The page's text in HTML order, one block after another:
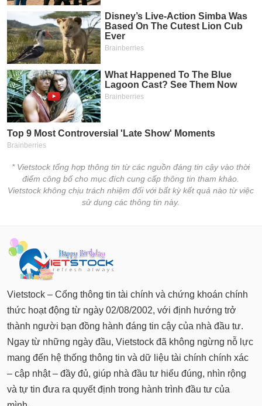
* Vietstock tổng hợp thông tin từ các nguồn đáng tin cậy vào thời
điểm công bố cho mục đích cung cấp thông tin tham khảo.
Vietstock không chịu trách nhiệm đối với bất kỳ kết quả nào từ việc
sử dụng các thông tin này.
Vietstock – Cổng thông tin tài chính và chứng khoán chính
thức hoạt động từ ngày 02/08/2002, với định hướng trở
thành người bạn đồng hành đáng tin cậy của nhà đầu tư.
Ngay từ những ngày đầu, Vietstock đã không ngừng nỗ lực
mang đến hệ thống thông tin và dữ liệu tài chính chính xác
– cập nhật – đầy đủ, giúp nhà đầu tư hiểu đúng, nhìn rộng
và tự tin đưa ra quyết định trong hành trình đầu tư của
Công
cụ
đầu
tư
Truyền
chính
Dữ
liệu
chính